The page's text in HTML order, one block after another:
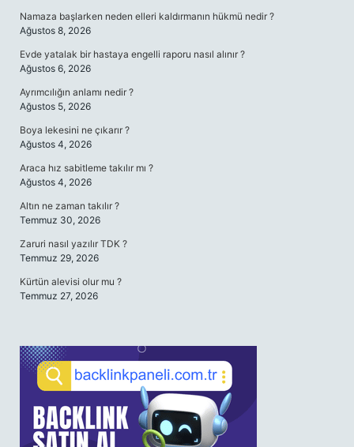
Namaza başlarken neden elleri kaldırmanın hükmü nedir ?
Ağustos 8, 2026
Evde yatalak bir hastaya engelli raporu nasıl alınır ?
Ağustos 6, 2026
Ayrımcılığın anlamı nedir ?
Ağustos 5, 2026
Boya lekesini ne çıkarır ?
Ağustos 4, 2026
Araca hız sabitleme takılır mı ?
Ağustos 4, 2026
Altın ne zaman takılır ?
Temmuz 30, 2026
Zaruri nasıl yazılır TDK ?
Temmuz 29, 2026
Kürtün alevisi olur mu ?
Temmuz 27, 2026